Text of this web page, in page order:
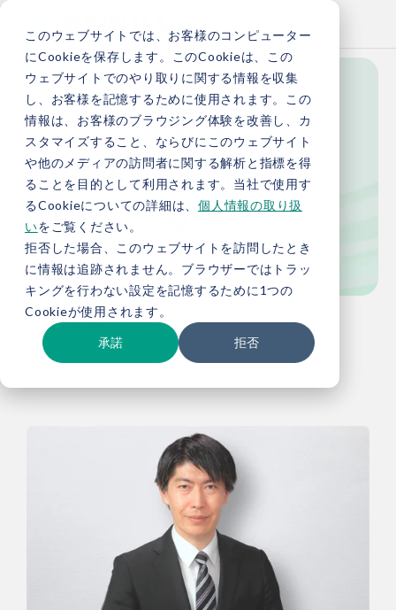
このウェブサイトでは、お客様のコンピューター
にCookieを保存します。このCookieは、この
ウェブサイトでのやり取りに関する情報を収集
し、お客様を記憶するために使用されます。この
情報は、お客様のブラウジング体験を改善し、カ
スタマイズすること、ならびにこのウェブサイト
や他のメディアの訪問者に関する解析と指標を得
ることを目的として利用されます。当社で使用す
るCookieについての詳細は、 個人情報の取り扱
いをご覧ください。
拒否した場合、このウェブサイトを訪問したとき
に情報は追跡されません。ブラウザーではトラッ
キングを行わない設定を記憶するために1つの
Cookieが使用されます。
承諾 拒否
Adviser
顧問・アドバイ
ザー
TOP 会社概要 アドバイザー 早川 真崇